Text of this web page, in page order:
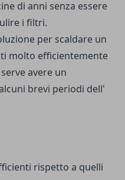
di anni senza essere
i filtri.
per scaldare un
molto efficientemente
avere un
brevi periodi dell'
rispetto a quelli